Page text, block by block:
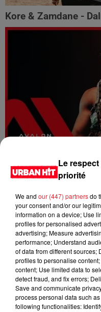
Kore & Zamdane -
Dystinct - Yama
FOLA & Victony -
Le
priorité
We and our (447) partnersdo
your consent and/or our
information on a device; Use
profiles for personalised
advertising; Measure
performance; Understand
of data from different sources;
profiles to personalise
content; Use limited data to
detect fraud, and fix errors;
Save and communicate
process personal data such
following functionalities: